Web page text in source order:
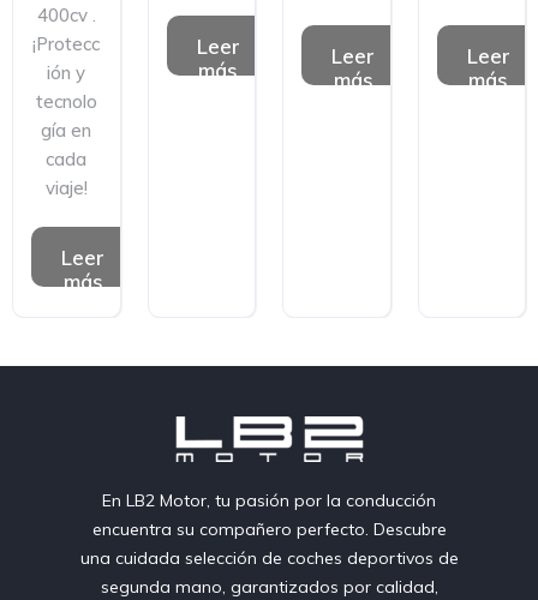
400cv .
¡Protecc
ión y
tecnolo
gía en
cada
viaje!
Leer
más
Leer
más
Leer
más
Leer
más
En LB2 Motor, tu pasión por la conducción
encuentra su compañero perfecto. Descubre
una cuidada selección de coches deportivos de
segunda mano, garantizados por calidad,